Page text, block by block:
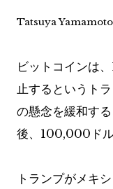
Tatsuya Yamamoto
ビットコインは
止するというト
の懸念を緩和す
後、100,000ドル
トランプがメキ